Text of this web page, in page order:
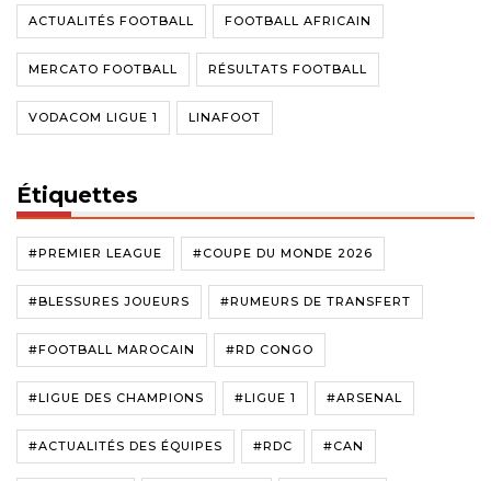
ACTUALITÉS FOOTBALL FOOTBALL AFRICAIN
MERCATO FOOTBALL RÉSULTATS FOOTBALL
VODACOM LIGUE 1 LINAFOOT
Étiquettes
#PREMIER LEAGUE #COUPE DU MONDE 2026
#BLESSURES JOUEURS #RUMEURS DE TRANSFERT
#FOOTBALL MAROCAIN #RD CONGO
#LIGUE DES CHAMPIONS #LIGUE 1 #ARSENAL
#ACTUALITÉS DES ÉQUIPES #RDC #CAN